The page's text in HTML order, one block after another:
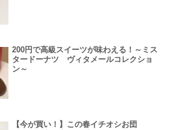
200円で高級スイーツが味わえる！～ミス
タードーナツ ヴィタメールコレクショ
ン～
【今が買い！】この春イチオシお団